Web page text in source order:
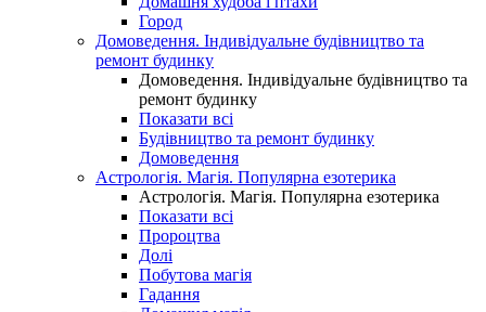
Город
Домоведення. Індивідуальне будівництво та
ремонт будинку
Домоведення. Індивідуальне будівництво та
ремонт будинку
Показати всі
Будівництво та ремонт будинку
Домоведення
Астрологія. Магія. Популярна езотерика
Астрологія. Магія. Популярна езотерика
Показати всі
Пророцтва
Долі
Побутова магія
Гадання